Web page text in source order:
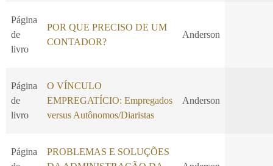
Página
de
livro
POR QUE PRECISO DE UM
CONTADOR?
Anderson
Página
de
livro
O VÍNCULO
EMPREGATÍCIO: Empregados
versus Autônomos/Diaristas
Anderson
Página
PROBLEMAS E SOLUÇÕES